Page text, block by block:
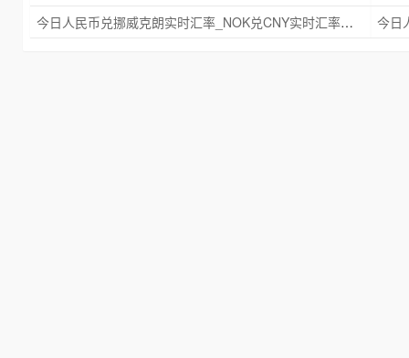
今日人民币兑挪威克朗实时汇率_NOK兑CNY实时汇率查询 2025年09月21日